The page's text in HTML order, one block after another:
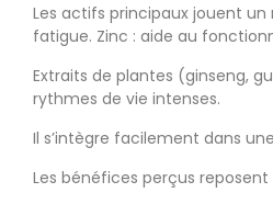
Les actifs principaux jouent
fatigue. Zinc : aide au
Extraits de plantes (ginseng,
rythmes de vie intenses.
Il s’intègre facilement dans
Les bénéfices perçus